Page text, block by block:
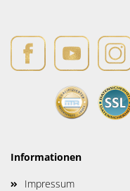
Informationen
Impressum